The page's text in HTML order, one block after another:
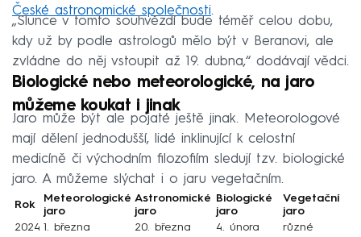
České astronomické společnosti.
„Slunce v tomto souhvězdí bude téměř celou dobu,
kdy už by podle astrologů mělo být v Beranovi, ale
zvládne do něj vstoupit až 19. dubna,“ dodávají vědci.
Biologické nebo meteorologické, na jaro
můžeme koukat i jinak
Jaro může být ale pojaté ještě jinak. Meteorologové
mají dělení jednodušší, lidé inklinující k celostní
medicíně či východním filozofiím sledují tzv. biologické
jaro. A můžeme slýchat i o jaru vegetačním.
Rok
Meteorologické
jaro
Astronomické
jaro
Biologické
jaro
Vegetační
jaro
2024 1. března 20. března 4. února
různé